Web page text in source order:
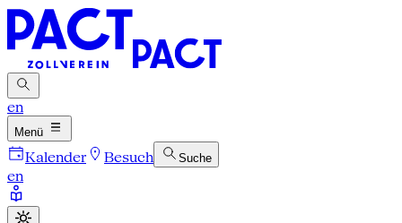
en
Menü
Kalender Besuch Suche
en